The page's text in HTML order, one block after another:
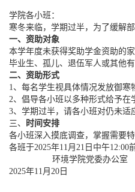
学院各小班：
寒冬来临，学期过半，为了缓解
一、资助对象
本学年度未获得奖助学金资助的
毕业生、孤儿、退伍军人或其他
二、资助形式
1、每名学生视具体情况发放御寒
2、倡导各小班以多种形式给予
3、学期过半，请各小班对仍未
三、
时间安排
各小班深入摸底调查，掌握需要
各班于2025年11月21日中午12:00
环境学院党委办公室
2025年11月 20 日